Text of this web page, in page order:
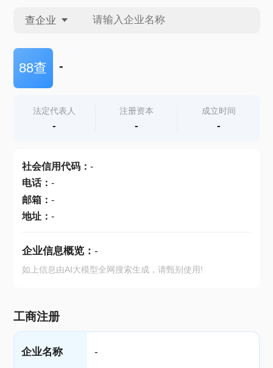
查企业
查企业
查产地
88查 -
法定代表人
-
注册资本
-
成立时间
-
社会信用代码： -
电话： -
邮箱： -
地址： -
企业信息概览： -
如上信息由AI大模型全网搜索生成，请甄别使用!
工商注册
企业名称 -